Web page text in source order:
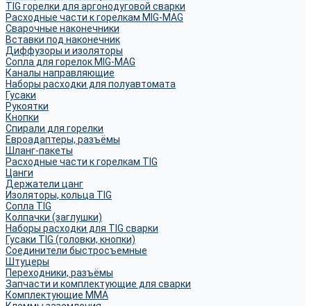
TIG горелки для аргонодуговой сварки
Расходные части к горелкам MIG-MAG
Сварочные наконечники
Вставки под наконечник
Диффузоры и изоляторы
Сопла для горелок MIG-MAG
Каналы направляющие
Наборы расходки для полуавтомата
Гусаки
Рукоятки
Кнопки
Спирали для горелки
Евроадаптеры, разъёмы
Шланг-пакеты
Расходные части к горелкам TIG
Цанги
Держатели цанг
Изоляторы, кольца TIG
Сопла TIG
Колпачки (заглушки)
Наборы расходки для TIG сварки
Гусаки TIG (головки, кнопки)
Соединители быстросъемные
Штуцеры
Переходники, разъёмы
Запчасти и комплектующие для сварки
Комплектующие ММА